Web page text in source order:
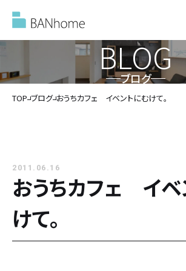
イベント情報
バンホームの家づくり
BLOG
ブログ
TOP ブログ おうちカフェ イベントにむけて。
2011.06.16
おうちカフェ イベ
けて。